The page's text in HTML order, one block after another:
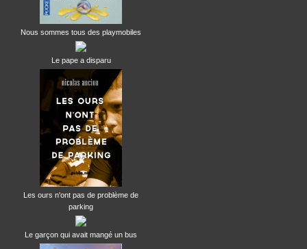
Nous sommes tous des playmobiles
Le pape a disparu
Les ours n'ont pas de problème de
parking
Le garçon qui avait mangé un bus